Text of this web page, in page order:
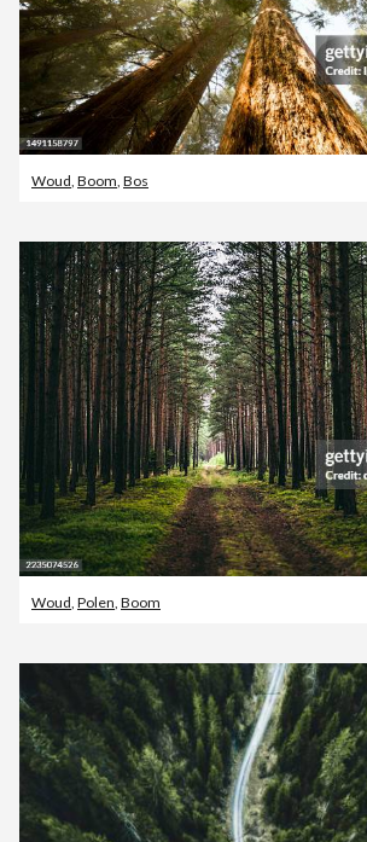
Woud Boom Bos
Woud Polen Boom